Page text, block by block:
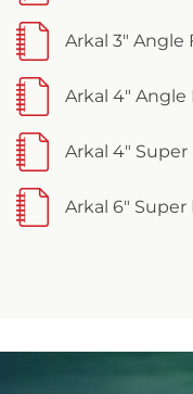
Arkal 3" Angle
Arkal 4" Angle
Arkal 4" Super
Arkal 6" Super